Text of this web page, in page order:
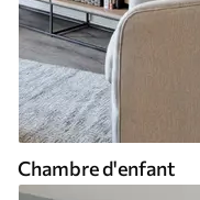
Chambre d'enfant